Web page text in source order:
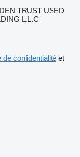
TRUST USED
L.L.C
de confidentialité et